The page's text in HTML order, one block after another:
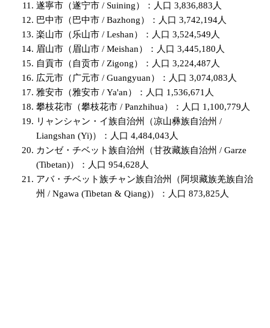
遂寧市（遂宁市 / Suining）：人口 3,836,883人
巴中市（巴中市 / Bazhong）：人口 3,742,194人
楽山市（乐山市 / Leshan）：人口 3,524,549人
眉山市（眉山市 / Meishan）：人口 3,445,180人
自貢市（自贡市 / Zigong）：人口 3,224,487人
広元市（广元市 / Guangyuan）：人口 3,074,083人
雅安市（雅安市 / Ya'an）：人口 1,536,671人
攀枝花市（攀枝花市 / Panzhihua）：人口 1,100,779人
リャンシャン・イ族自治州（凉山彝族自治州 /
Liangshan (Yi)）：人口 4,484,043人
カンゼ・チベット族自治州（甘孜藏族自治州 / Garze
(Tibetan)）：人口 954,628人
アバ・チベット族チャン族自治州（阿坝藏族羌族自治
州 / Ngawa (Tibetan & Qiang)）：人口 873,825人